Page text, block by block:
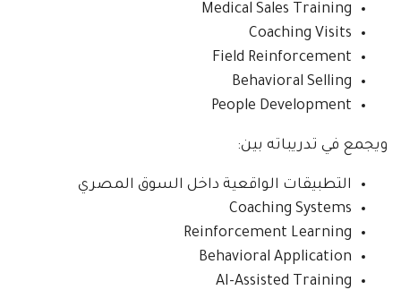
Medical Sales Training
Coaching Visits
Field Reinforcement
Behavioral Selling
People Development
ويجمع في تدريباته بين:
التطبيقات الواقعية داخل السوق المصري
Coaching Systems
Reinforcement Learning
Behavioral Application
AI-Assisted Training